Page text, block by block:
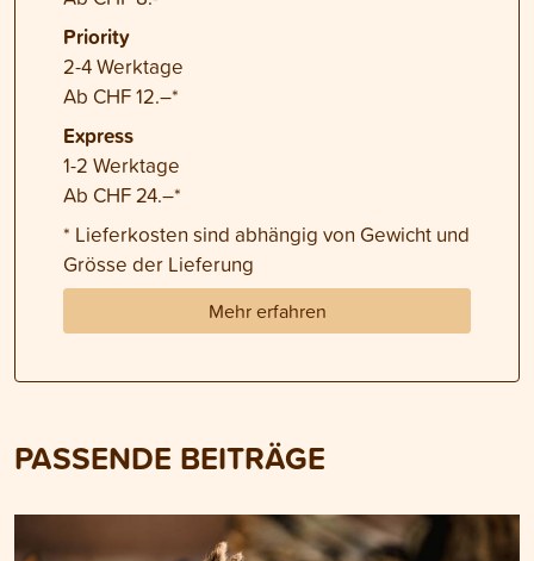
Priority
2-4 Werktage
Ab CHF 12.–*
Express
1-2 Werktage
Ab CHF 24.–*
* Lieferkosten sind abhängig von Gewicht und
Grösse der Lieferung
Mehr erfahren
PASSENDE BEITRÄGE